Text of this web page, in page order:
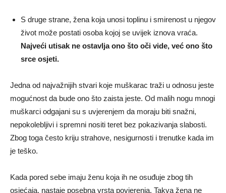
S druge strane, žena koja unosi toplinu i smirenost u njegov
Najveći utisak ne ostavlja ono što oči vide, već ono što
srce osjeti.
Jedna od najvažnijih stvari koje muškarac traži u odnosu jeste
mogućnost da bude ono što zaista jeste. Od malih nogu mnogi
muškarci odgajani su s uvjerenjem da moraju biti snažni,
nepokolebljivi i spremni nositi teret bez pokazivanja slabosti.
Zbog toga često kriju strahove, nesigurnosti i trenutke kada im
je teško.
Kada pored sebe imaju ženu koja ih ne osuđuje zbog tih
osjećaja, nastaje posebna vrsta povjerenja. Takva žena ne